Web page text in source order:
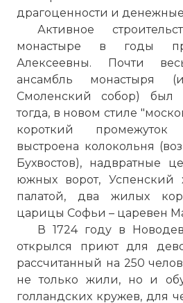
драгоценности и денежные
Активное
монастыре в годы
Алексеевны. Почти
ансамбль монастыря
Смоленский собор) был
тогда, в новом стиле
короткий
выстроена колокольня
Бухвостов), надвратные
южных ворот, Успенский
палатой, два жилых
царицы Софьи – царевен
В 1724 году в
открылся приют для
рассчитанный на 250
не только жили, но и
голландских кружев, для
☓